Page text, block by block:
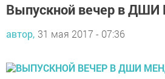
Выпускной вечер в ДШИ
автор, 31 мая 2017 - 07:36